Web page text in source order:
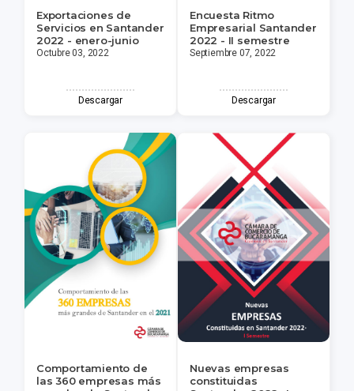
Exportaciones de
Servicios en Santander
2022 - enero-junio
Octubre 03, 2022
Descargar
Encuesta Ritmo
Empresarial Santander
2022 - II semestre
Septiembre 07, 2022
Descargar
Comportamiento de
las 360 empresas más
Nuevas empresas
constituidas